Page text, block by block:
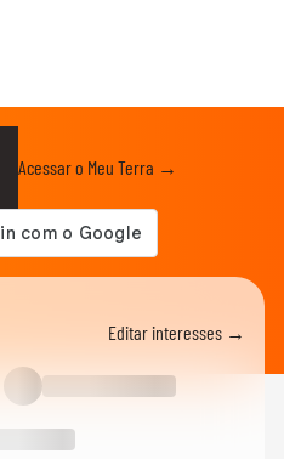
Acessar o Meu Terra →
Editar interesses →